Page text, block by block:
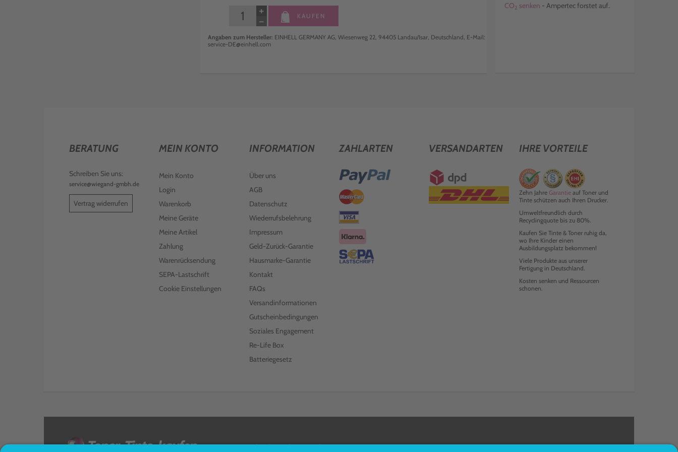
−
+ KAUFEN
Angaben zum Hersteller: EINHELL GERMANY AG, Wiesenweg 22, 94405 Landau/Isar, Deutschland, E-Mail:
service-DE@einhell.com
CO2 senken - Ampertec forstet auf.
BERATUNG
Schreiben Sie uns:
service@wiegand-gmbh.de
Vertrag widerrufen
MEIN KONTO
Mein Konto
Login
Warenkorb
Meine Geräte
Meine Artikel
Zahlung
Warenrücksendung
SEPA-Lastschrift
Cookie Einstellungen
INFORMATION
Über uns
AGB
Datenschutz
Wiederrufsbelehrung
Impressum
Geld-Zurück-Garantie
Hausmarke-Garantie
Kontakt
FAQs
Versandinformationen
Gutscheinbedingungen
Soziales Engagement
Re-Life Box
Batteriegesetz
ZAHLARTEN VERSANDARTEN IHRE VORTEILE
Zehn Jahre Garantieauf Toner und
Tinte schützen auch Ihren Drucker.
Umweltfreundlich durch
Recyclingquote bis zu 80%.
Kaufen Sie Tinte & Toner ruhig da,
wo Ihre Kinder einen
Ausbildungsplatz bekommen!
Viele Produkte aus unserer
Fertigung in Deutschland.
Kosten senken und Ressourcen
schonen.
< FOLGEN SIE UNS